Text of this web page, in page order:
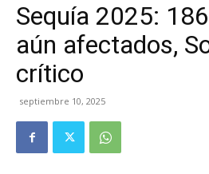
Sequía 2025:
aún afectados,
crítico
septiembre 10, 2025